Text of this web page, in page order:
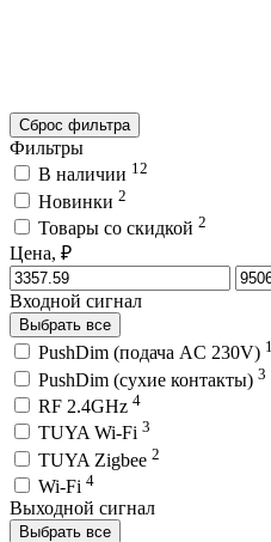
Сброс фильтра
Фильтры
В наличии 12
Новинки 2
Товары со скидкой 2
Цена, ₽
Входной сигнал
Выбрать все
PushDim (подача AC 230V) 1
PushDim (сухие контакты) 3
RF 2.4GHz 4
TUYA Wi-Fi 3
TUYA Zigbee 2
Wi-Fi 4
Выходной сигнал
Выбрать все